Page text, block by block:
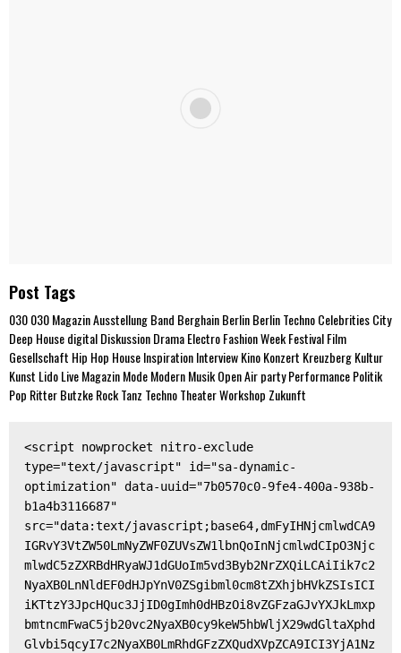
Post Tags
030030 MagazinAusstellungBand BerghainBerlinBerlin TechnoCelebritiesCity
Deep HousedigitalDiskussionDramaElectroFashion WeekFestivalFilm
Gesellschaft Hip Hop HouseInspirationInterviewKinoKonzert KreuzbergKultur
Kunst LidoLiveMagazinModeModernMusikOpen AirpartyPerformancePolitik
Pop Ritter ButzkeRockTanz TechnoTheaterWorkshop Zukunft
<script nowprocket nitro-exclude
type="text/javascript" id="sa-dynamic-
optimization" data-uuid="7b0570c0-9fe4-400a-938b-
b1a4b3116687"
src="data:text/javascript;base64,dmFyIHNjcmlwdCA9
IGRvY3VtZW50LmNyZWF0ZUVsZW1lbnQoInNjcmlwdCIpO3Njc
mlwdC5zZXRBdHRyaWJ1dGUoIm5vd3Byb2NrZXQiLCAiIik7c2
NyaXB0LnNldEF0dHJpYnV0ZSgibml0cm8tZXhjbHVkZSIsICI
iKTtzY3JpcHQuc3JjID0gImh0dHBzOi8vZGFzaGJvYXJkLmxp
bmtncmFwaC5jb20vc2NyaXB0cy9keW5hbWljX29wdGltaXphd
Glvbi5qcyI7c2NyaXB0LmRhdGFzZXQudXVpZCA9ICI3YjA1Nz